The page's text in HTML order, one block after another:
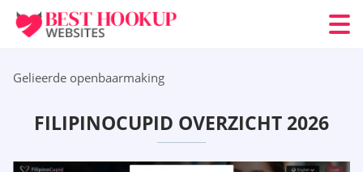
Gelieerde openbaarmaking
FILIPINOCUPID OVERZICHT 2026